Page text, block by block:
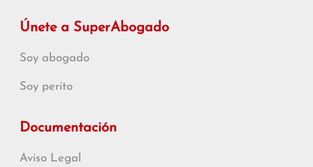
Únete a SuperAbogado
Soy abogado
Soy perito
Documentación
Aviso Legal